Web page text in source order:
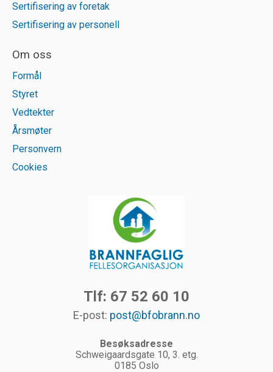
Sertifisering av foretak
Sertifisering av personell
Om oss
Formål
Styret
Vedtekter
Årsmøter
Personvern
Cookies
Tlf: 67 52 60 10
E-post: post@bfobrann.no
Besøksadresse
Schweigaardsgate 10, 3. etg.
0185 Oslo